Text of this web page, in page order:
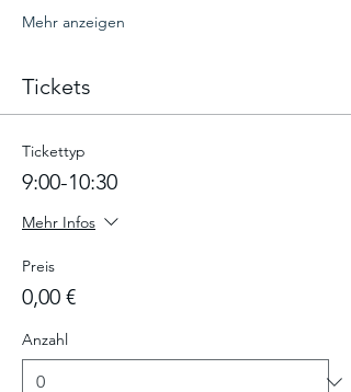
Mehr anzeigen
Tickets
Tickettyp
9:00-10:30
Mehr Infos
Preis
0,00 €
Anzahl